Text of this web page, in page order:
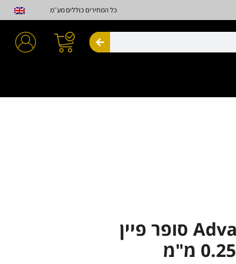
כל המחירים כוללים מע״מ
חיפוש
Advance Premium סופר פיין